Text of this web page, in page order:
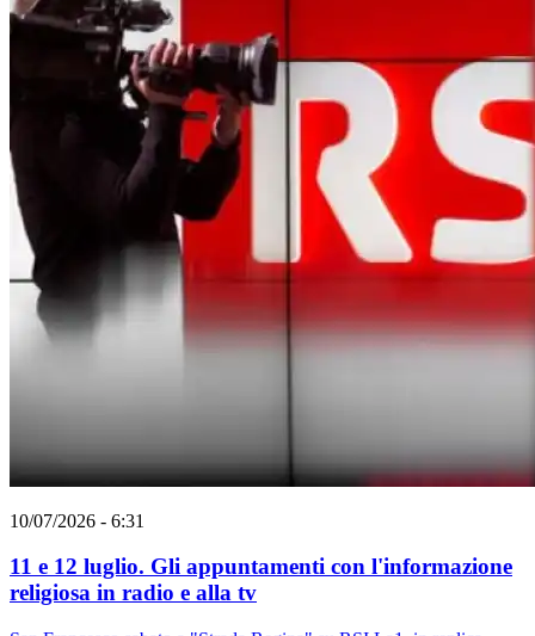
10/07/2026 - 6:31
11 e 12 luglio. Gli appuntamenti con l'informazione
religiosa in radio e alla tv